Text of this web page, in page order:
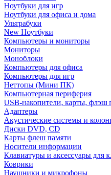
Ноутбуки для игр
Ноутбуки для офиса и дома
Ультрабуки
New Ноутбуки
Компьютеры и мониторы
Мониторы
Моноблоки
Компьютеры для офиса
Компьютеры для игр
Неттопы (Мини ПК)
Компьютерная периферия
USB-накопители, карты, флэш
Адаптеры
Акустические системы и
Диски DVD, CD
Карты флеш памяти
Носители информации
Клавиатуры и аксессуары для
Коврики
Наушники и микрофоны